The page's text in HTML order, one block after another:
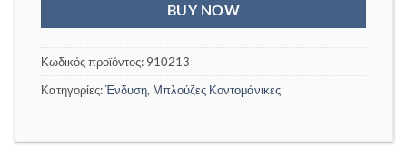
BUY NOW
Κωδικός προϊόντος: 910213
Κατηγορίες:Ένδυση, Μπλούζες Κοντομάνικες